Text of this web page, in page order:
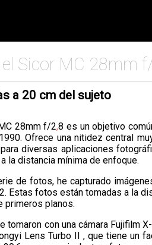
Sicor MC 28mm
a 20 cm del sujeto
28mm f/2,8 es un objetivo
Ofrece una nitidez central
diversas aplicaciones
la distancia mínima de enfoque.
de fotos, he capturado
Estas fotos están tomadas a la
primeros planos.
tomaron con una cámara Fujifilm
Lens Turbo II , que tiene un